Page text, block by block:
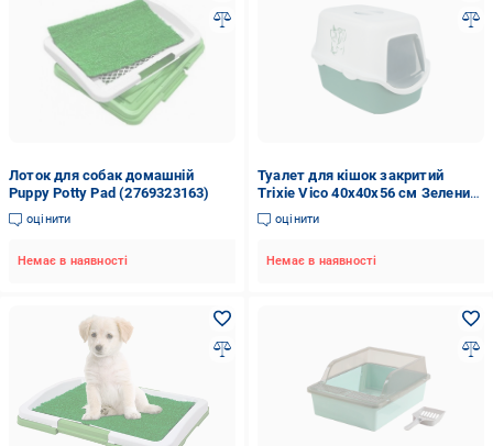
Лоток для собак домашній
Puppy Potty Pad (2769323163)
оцінити
Немає в наявності
Туалет для кішок закритий
Trixie Vico 40x40x56 см Зелений/
Білий (40279)
оцінити
Немає в наявності